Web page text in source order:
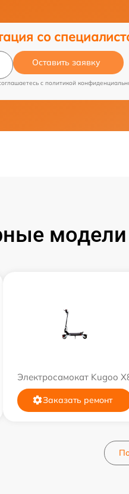
со
Оставить заявку
c политикой
Электросамокат Kugoo
Заказать ремонт